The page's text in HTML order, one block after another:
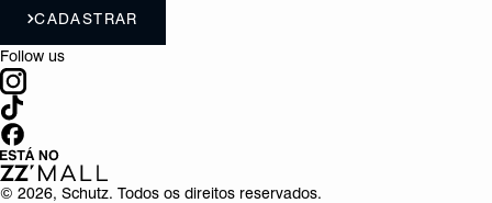
CADASTRAR
Follow us
© 2026, Schutz. Todos os direitos reservados.